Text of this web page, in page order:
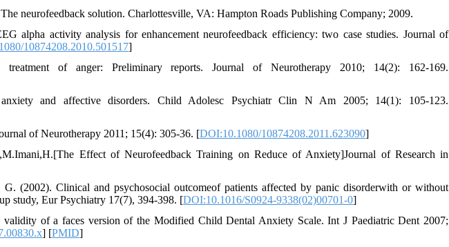
neurofeedback solution. Charlottesville, VA: Hampton Roads Publishing Company; 2009.
alpha activity analysis for enhancement neurofeedback efficiency: two case studies. Journal of
10874208.2010.501517]
of anger: Preliminary reports. Journal of Neurotherapy 2010; 14(2): 162-169.
and affective disorders. Child Adolesc Psychiatr Clin N Am 2005; 14(1): 105-123.
of Neurotherapy 2011; 15(4): 305-36. [DOI:10.1080/10874208.2011.623090]
Effect of Neurofeedback Training on Reduce of Anxiety]Journal of Research in
(2002). Clinical and psychosocial outcomeof patients affected by panic disorderwith or without
study, Eur Psychiatry 17(7), 394-398. [DOI:10.1016/S0924-9338(02)00701-0]
of a faces version of the Modified Child Dental Anxiety Scale. Int J Paediatric Dent 2007;
] [PMID]